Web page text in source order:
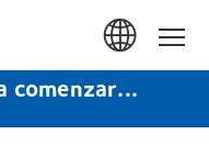
comenzar...